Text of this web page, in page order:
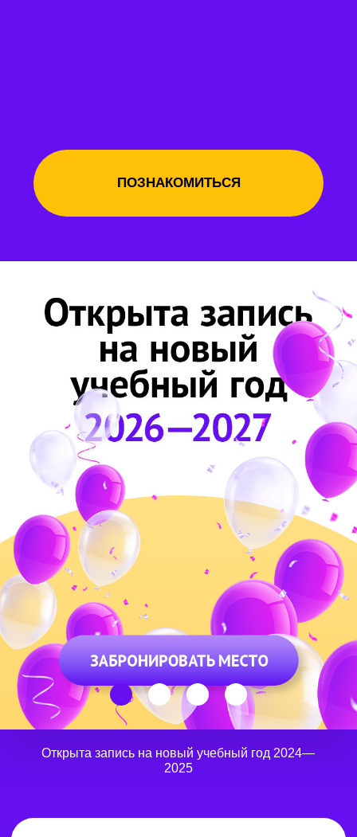
Открыта запись на новый учебный год 2024—
2025
Работаем для Вас уже 20 лет
и с гордостью можем сказать
Мы работаем для Вас
и Ваших детей
Мы знаем
о детях всё!